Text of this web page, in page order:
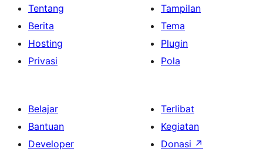
Tentang
Berita
Hosting
Privasi
Tampilan
Tema
Plugin
Pola
Belajar
Bantuan
Developer
Terlibat
Kegiatan
Donasi ↗